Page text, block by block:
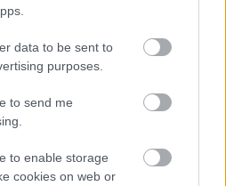
data to be sent to
purposes.
to send me
to enable storage
cookies on web or